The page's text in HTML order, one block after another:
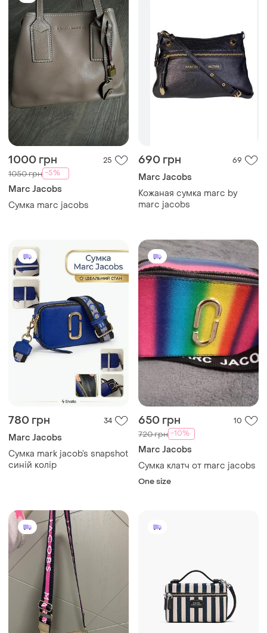
1000 грн 25
1050 грн -5%
Marc Jacobs
Сумка marc jacobs
690 грн 69
Marc Jacobs
Кожаная сумка marc by
marc jacobs
780 грн 34
Marc Jacobs
Сумка mark jacob’s snapshot
синій колір
650 грн 10
720 грн -10%
Marc Jacobs
Сумка клатч от marc jacobs
One size